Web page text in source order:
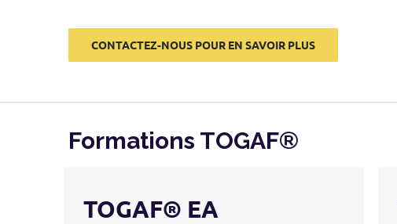
CONTACTEZ-NOUS POUR EN SAVOIR PLUS
Formations TOGAF®
TOGAF® EA